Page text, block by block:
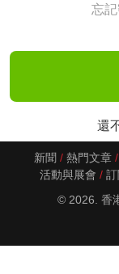
忘
還
新聞 熱門文章
活動與展會
© 2026. 香